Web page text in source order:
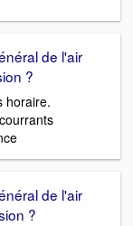
de l'air
?
horaire.
de l'air
?